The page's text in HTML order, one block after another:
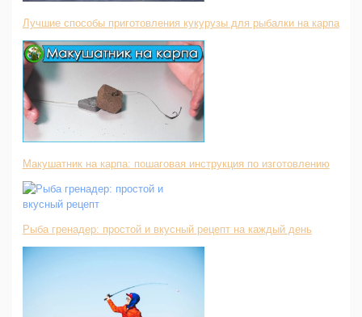
Лучшие способы приготовления кукурузы для рыбалки на карпа
Макушатник на карпа: пошаговая инструкция по изготовлению
Рыба гренадер: простой и вкусный рецепт на каждый день